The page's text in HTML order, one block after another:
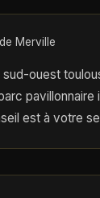
Merville
ouest
est à votre